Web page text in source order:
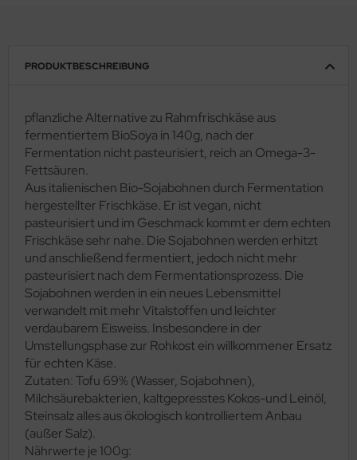
PRODUKTBESCHREIBUNG
pflanzliche Alternative zu Rahmfrischkäse aus
fermentiertem BioSoya in 140g, nach der
Fermentation nicht pasteurisiert, reich an Omega-3-
Fettsäuren.
Aus italienischen Bio-Sojabohnen durch Fermentation
hergestellter Frischkäse. Er ist vegan, nicht
pasteurisiert und im Geschmack kommt er dem echten
Frischkäse sehr nahe. Die Sojabohnen werden erhitzt
und anschließend fermentiert, jedoch nicht mehr
pasteurisiert nach dem Fermentationsprozess. Die
Sojabohnen werden in ein neues Lebensmittel
verwandelt mit mehr Vitalstoffen und leichter
verdaubarem Eisweiss. Insbesondere in der
Umstellungsphase zur Rohkost ein willkommener Ersatz
für echten Käse.
Zutaten: Tofu 69% (Wasser, Sojabohnen),
Milchsäurebakterien, kaltgepresstes Kokos-und Leinöl,
Steinsalz alles aus ökologisch kontrolliertem Anbau
(außer Salz).
Nährwerte je 100g: